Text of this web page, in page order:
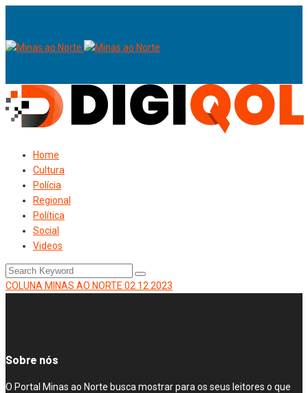
Home
Cultura
Polícia
Regional
Política
Social
Videos
COLUNA MINAS AO NORTE 02 12 2023
Sobre nós
O Portal Minas ao Norte busca mostrar para os seus leitores o que